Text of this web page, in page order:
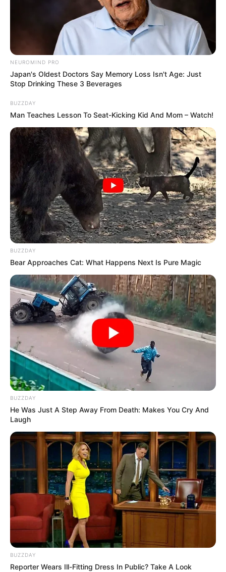
NEUROMIND PRO
Japan's Oldest Doctors Say Memory Loss Isn't Age: Just
Stop Drinking These 3 Beverages
BUZZDAY
Man Teaches Lesson To Seat-Kicking Kid And Mom – Watch!
BUZZDAY
Bear Approaches Cat: What Happens Next Is Pure Magic
BUZZDAY
He Was Just A Step Away From Death: Makes You Cry And
Laugh
BUZZDAY
Reporter Wears Ill-Fitting Dress In Public? Take A Look